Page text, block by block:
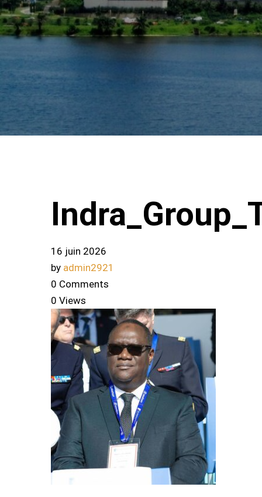
16 juin 2026
by admin2921
0 Comments
0 Views